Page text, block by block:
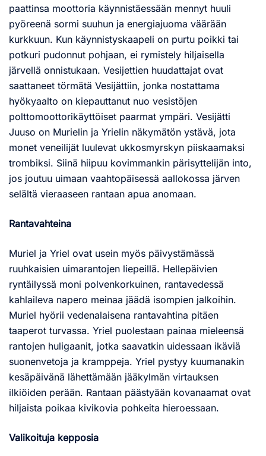
paattinsa moottoria käynnistäessään mennyt huuli
pyöreenä sormi suuhun ja energiajuoma väärään
kurkkuun. Kun käynnistyskaapeli on purtu poikki tai
potkuri pudonnut pohjaan, ei rymistely hiljaisella
järvellä onnistukaan. Vesijettien huudattajat ovat
saattaneet törmätä Vesijättiin, jonka nostattama
hyökyaalto on kiepauttanut nuo vesistöjen
polttomoottorikäyttöiset paarmat ympäri. Vesijätti
Juuso on Murielin ja Yrielin näkymätön ystävä, jota
monet veneilijät luulevat ukkosmyrskyn piiskaamaksi
trombiksi. Siinä hiipuu kovimmankin pärisyttelijän into,
jos joutuu uimaan vaahtopäisessä aallokossa järven
selältä vieraaseen rantaan apua anomaan.
Rantavahteina
Muriel ja Yriel ovat usein myös päivystämässä
ruuhkaisien uimarantojen liepeillä. Hellepäivien
ryntäilyssä moni polvenkorkuinen, rantavedessä
kahlaileva napero meinaa jäädä isompien jalkoihin.
Muriel hyörii vedenalaisena rantavahtina pitäen
taaperot turvassa. Yriel puolestaan painaa mieleensä
rantojen huligaanit, jotka saavatkin uidessaan ikäviä
suonenvetoja ja kramppeja. Yriel pystyy kuumanakin
kesäpäivänä lähettämään jääkylmän virtauksen
ilkiöiden perään. Rantaan päästyään kovanaamat ovat
hiljaista poikaa kivikovia pohkeita hieroessaan.
Valikoituja kepposia